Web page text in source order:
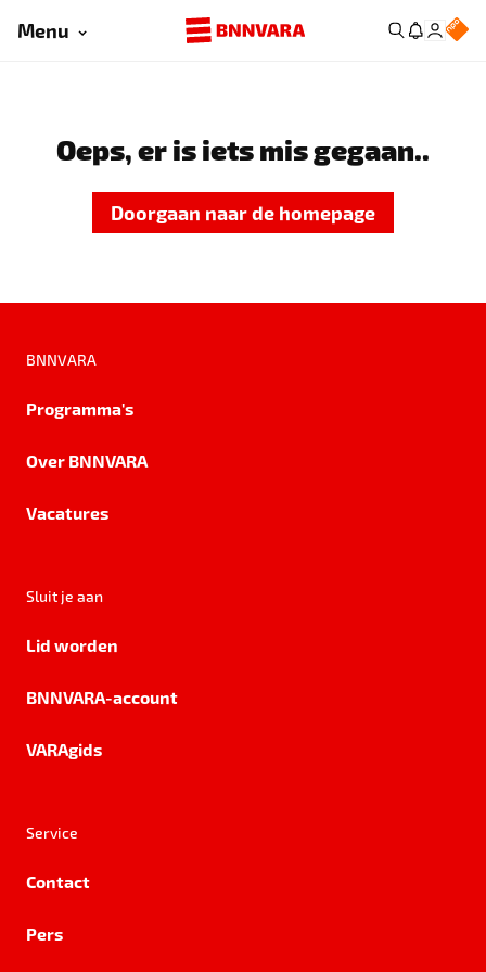
Menu
Oeps, er is iets mis gegaan..
Doorgaan naar de homepage
BNNVARA
Programma's
Over BNNVARA
Vacatures
Sluit je aan
Lid worden
BNNVARA-account
VARAgids
Service
Contact
Pers